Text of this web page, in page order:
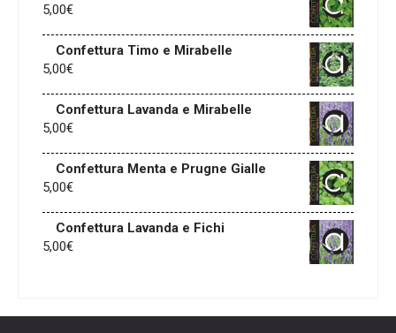
5,00€
Confettura Timo e Mirabelle
5,00€
Confettura Lavanda e Mirabelle
5,00€
Confettura Menta e Prugne Gialle
5,00€
Confettura Lavanda e Fichi
5,00€